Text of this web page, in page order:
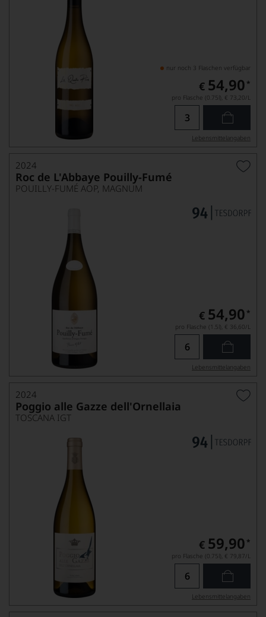
nur noch 3 Flaschen verfügbar
€ 54,90 *
pro Flasche (0.75l), € 73,20/L
Lebensmittel­angaben
2024
Roc de L'Abbaye Pouilly-Fumé
POUILLY-FUMÉ AOP, MAGNUM
€ 54,90 *
pro Flasche (1.5l), € 36,60/L
Lebensmittel­angaben
2024
Poggio alle Gazze dell'Ornellaia
TOSCANA IGT
€ 59,90 *
pro Flasche (0.75l), € 79,87/L
Lebensmittel­angaben